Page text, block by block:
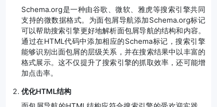
Schema.org是一种由谷歌、微软、雅虎等搜索引擎共同
支持的微数据格式。为面包屑导航添加Schema.org标记
可以帮助搜索引擎更好地解析面包屑导航的结构和内容。
通过在HTML代码中添加相应的Schema标记，搜索引擎
能够识别出面包屑的层级关系，并在搜索结果中以丰富的
格式展示。这不仅提升了搜索引擎的抓取效率，还可能增
加点击率。
优化HTML结构